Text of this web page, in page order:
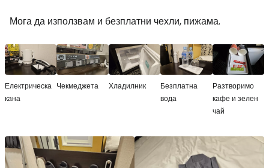
Мога да използвам и безплатни чехли, пижама.
Електрическа
кана
Чекмеджета Хладилник
Безплатна
вода
Разтворимо
кафе и зелен
чай